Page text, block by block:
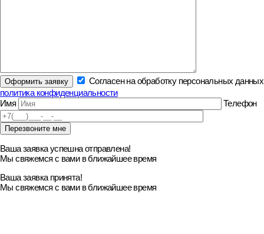
Согласен на обработку персональных данных
политика конфиденциальности
Имя
Телефон
Ваша заявка успешна отправлена!
Мы свяжемся с вами в ближайшее время
Ваша заявка принята!
Мы свяжемся с вами в ближайшее время